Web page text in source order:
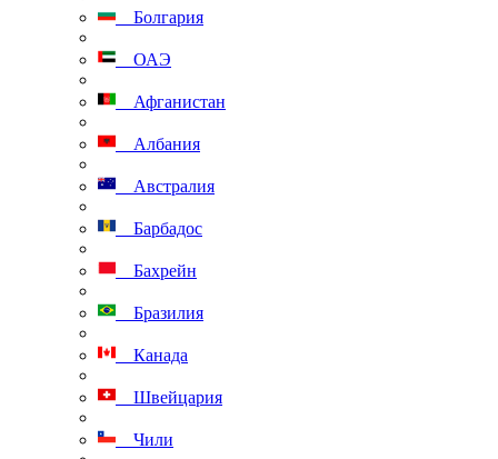
Болгария
ОАЭ
Афганистан
Албания
Австралия
Барбадос
Бахрейн
Бразилия
Канада
Швейцария
Чили